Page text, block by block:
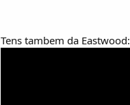
Tens tambem da Eastwood: